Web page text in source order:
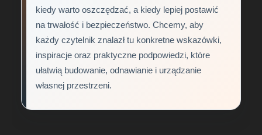
kiedy warto oszczędzać, a kiedy lepiej postawić
na trwałość i bezpieczeństwo. Chcemy, aby
każdy czytelnik znalazł tu konkretne wskazówki,
inspiracje oraz praktyczne podpowiedzi, które
ułatwią budowanie, odnawianie i urządzanie
własnej przestrzeni.